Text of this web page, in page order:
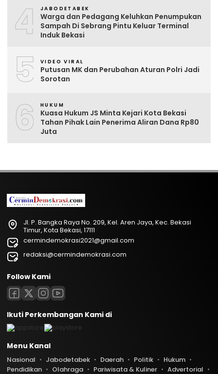
4 JABODETABEK
Warga dan Pedagang Keluhkan Penumpukan
Sampah Di Sebrang Pintu Keluar Terminal
Induk Bekasi
5 VIDEO VIRAL
Putusan MK dan Perubahan Aturan Polri Jadi
Sorotan
6 HUKUM
Kuasa Hukum JS Minta Kejari Kota Bekasi
Tahan Pihak Lain Penerima Aliran Dana Rp80
Juta
Jl. P. Bangka Raya No. 209, Kel. Aren Jaya, Kec. Bekasi
Timur, Kota Bekasi, 17111
cermindemokrasi2021@gmail.com
redaksi@cermindemokrasi.com
Follow Kami
Ikuti Perkembangan Kami di
Menu Kanal
Nasional Jabodetabek Daerah Politik
Hukum
Pendidikan
Olahraga Pariwisata & Kuliner Advertorial